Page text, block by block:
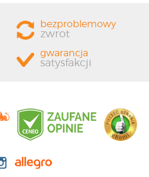
bezproblemowy
zwrot
gwarancja
satysfakcji